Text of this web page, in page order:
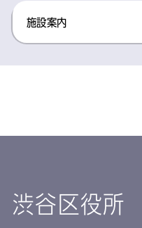
施設案内
渋谷区役所